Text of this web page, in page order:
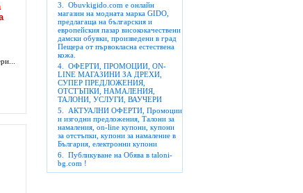
3.
Obuvkigido.com е онлайн
магазин на модната марка GIDO,
предлагаща на българския и
европейския пазар висококачествени
дамски обувки, произведени в град
Пещера от първокласна естествена
кожа.
4.
ОФЕРТИ, ПРОМОЦИИ, ON-
LINE МАГАЗИНИ ЗА ДРЕХИ,
СУПЕР ПРЕДЛОЖЕНИЯ,
ОТСТЪПКИ, НАМАЛЕНИЯ,
ТАЛОНИ, УСЛУГИ, ВАУЧЕРИ
5.
АКТУАЛНИ ОФЕРТИ, Промоции
и изгодни предложения, Талони за
намаления, on-line купони, купони
за отстъпки, купони за намаление в
България, електронни купони
6.
Публикуване на Обява в taloni-
bg.com !